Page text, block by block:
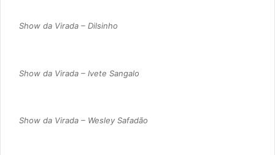
Show da Virada – Dilsinho
Show da Virada – Ivete Sangalo
Show da Virada – Wesley Safadão